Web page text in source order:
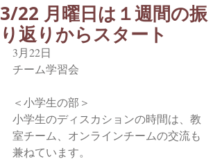
3/22 月曜日は１週間の振
り返りからスタート
3月22日
チーム学習会
＜小学生の部＞
小学生のディスカションの時間は、教
室チーム、オンラインチームの交流も
兼ねています。